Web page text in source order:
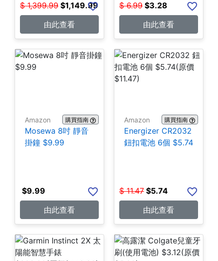
$ 1,399.99 $1,149.99
由此查看
$ 6.99 $3.28
由此查看
Amazon 購買指南
Mosewa 8吋 靜音
掛鐘 $9.99
$9.99
由此查看
Amazon 購買指南
Energizer CR2032
鈕扣電池 6個 $5.74
$ 11.47 $5.74
由此查看